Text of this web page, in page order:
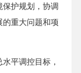
护规划，协调
重大问题和项
平调控目标，